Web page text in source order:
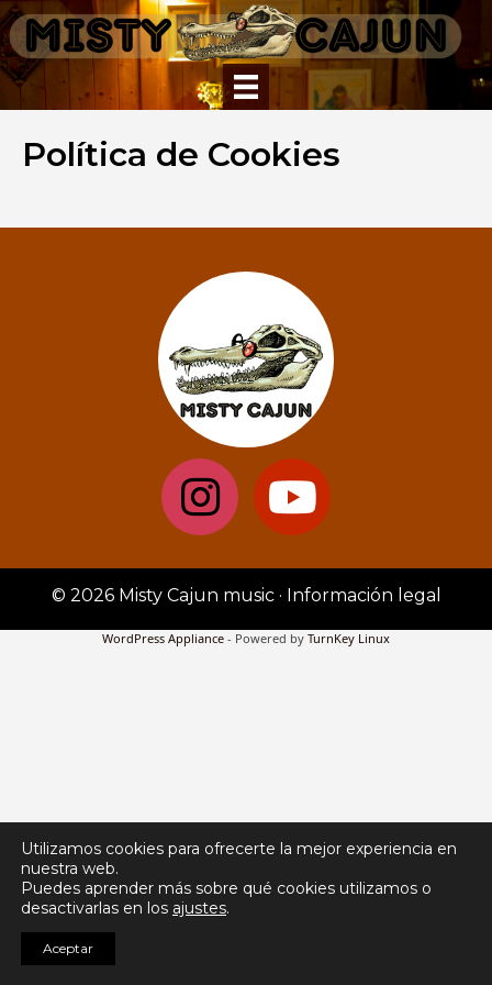
Política de Cookies
© 2026 Misty Cajun music · Información legal
Utilizamos cookies para ofrecerte la mejor experiencia en
nuestra web.
Puedes aprender más sobre qué cookies utilizamos o
desactivarlas en los ajustes.
Aceptar
WordPress Appliance - Powered by TurnKey Linux